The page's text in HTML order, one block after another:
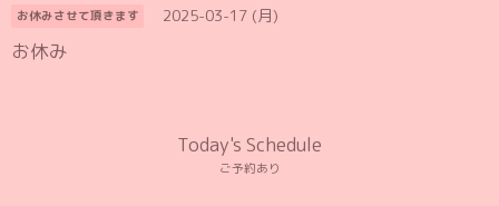
お休みさせて頂きます 2025-03-17 (月)
お休み
Today's Schedule
ご予約あり